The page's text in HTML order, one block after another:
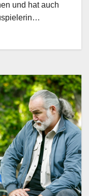
und hat auch